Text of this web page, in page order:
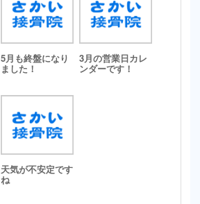
5月も終盤になり
ました！
3月の営業日カレ
ンダーです！
天気が不安定です
ね